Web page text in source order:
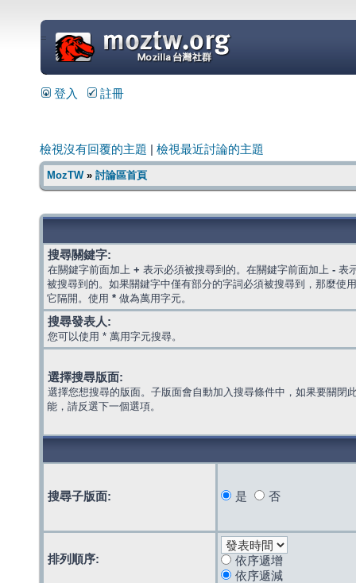
=
登入 註冊
檢視沒有回覆的主題 檢視最近討論的主題
MozTW» 討論區首頁
搜尋關鍵字:
在關鍵字前面加上 + 表示必須被搜尋到的。在關鍵字前面加上 - 表
被搜尋到的。如果關鍵字中僅有部分的字詞必須被搜尋到，那麼使
它隔開。使用 * 做為萬用字元。
搜尋發表人:
您可以使用 * 萬用字元搜尋。
選擇搜尋版面:
選擇您想搜尋的版面。子版面會自動加入搜尋條件中，如果要關閉
能，請反選下一個選項。
搜尋子版面: 是 否
排列順序:
依序遞增
依序遞減